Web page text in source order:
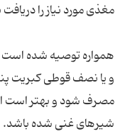
مغذی مورد نیاز را
همواره توصیه شده است
و یا نصف قوطی کبریت
مصرف شود و بهتر است
شیرهای غنی شده باشد.